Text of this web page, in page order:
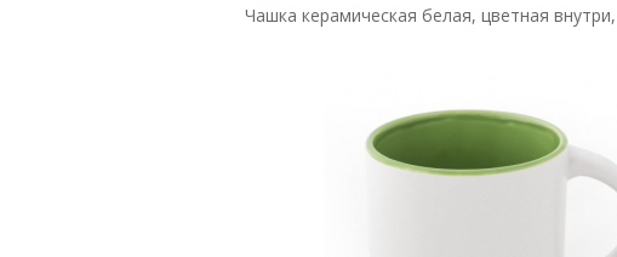
Чашка керамическая белая, цветная